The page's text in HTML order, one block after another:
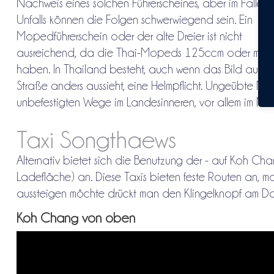
Nachweis eines solchen Führerscheines, aber im Falle
Unfalls können die Folgen schwerwiegend sein. Ein
Mopedführerschein oder der alte Dreier ist nicht
ausreichend, da die Thai-Mopeds 125ccm oder mehr
haben. In Thailand besteht, auch wenn das Bild auf der
Straße anders aussieht, eine Helmpflicht. Ungeübte
unbefestigten Wege im Landesinneren, vor allem im
Taxi Songthaews
Alternativ bietet sich die Benutzung der - auf Koh
Ladefläche) an. Diese Taxis bieten feste Routen an,
aussteigen möchte drückt man den Klingelknopf am
Koh Chang von oben